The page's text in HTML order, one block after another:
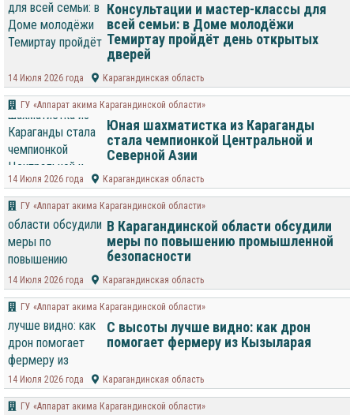
Консультации и мастер-классы для
всей семьи: в Доме молодёжи
Темиртау пройдёт день открытых
дверей
14 Июля 2026 года Карагандинская область
ГУ «Аппарат акима Карагандинской области»
Юная шахматистка из Караганды
стала чемпионкой Центральной и
Северной Азии
14 Июля 2026 года Карагандинская область
ГУ «Аппарат акима Карагандинской области»
В Карагандинской области обсудили
меры по повышению промышленной
безопасности
14 Июля 2026 года Карагандинская область
ГУ «Аппарат акима Карагандинской области»
С высоты лучше видно: как дрон
помогает фермеру из Кызыларая
14 Июля 2026 года Карагандинская область
ГУ «Аппарат акима Карагандинской области»